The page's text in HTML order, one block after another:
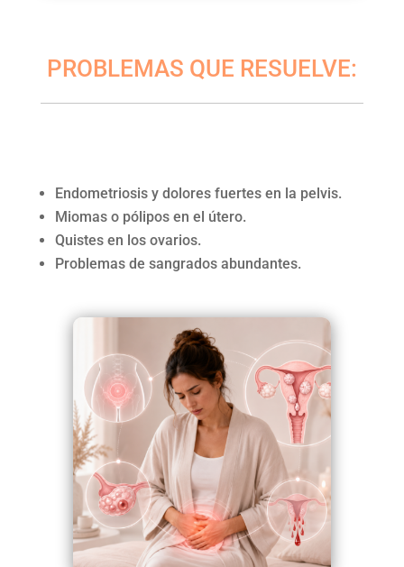
PROBLEMAS QUE RESUELVE:
Endometriosis y dolores fuertes en la pelvis.
Miomas o pólipos en el útero.
Quistes en los ovarios.
Problemas de sangrados abundantes.